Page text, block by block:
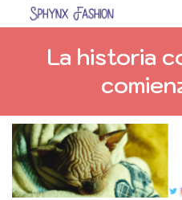
La historia